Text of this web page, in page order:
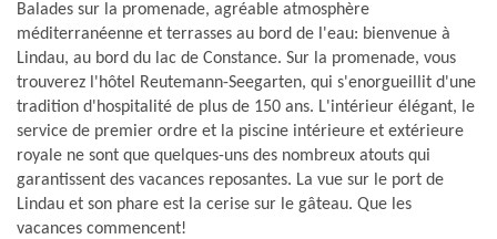
Balades sur la promenade, agréable atmosphère
méditerranéenne et terrasses au bord de l'eau: bienvenue à
Lindau, au bord du lac de Constance. Sur la promenade, vous
trouverez l'hôtel Reutemann-Seegarten, qui s'enorgueillit d'une
tradition d'hospitalité de plus de 150 ans. L'intérieur élégant, le
service de premier ordre et la piscine intérieure et extérieure
royale ne sont que quelques-uns des nombreux atouts qui
garantissent des vacances reposantes. La vue sur le port de
Lindau et son phare est la cerise sur le gâteau. Que les
vacances commencent!